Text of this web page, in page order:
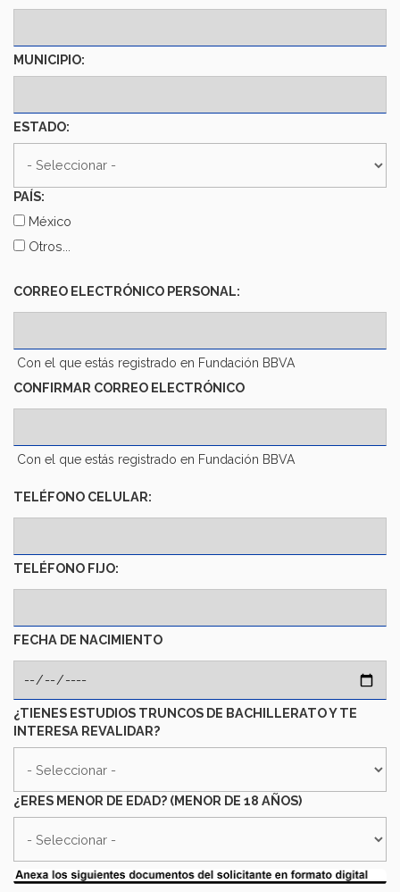
MUNICIPIO:
ESTADO:
PAÍS:
México
Otros...
CORREO
CORREO ELECTRÓNICO PERSONAL:
Con el que estás registrado en Fundación BBVA
CONFIRMAR CORREO ELECTRÓNICO
Con el que estás registrado en Fundación BBVA
TELÉFONO CELULAR:
TELÉFONO FIJO:
FECHA DE NACIMIENTO
¿TIENES ESTUDIOS TRUNCOS DE BACHILLERATO Y TE
INTERESA REVALIDAR?
¿ERES MENOR DE EDAD? (MENOR DE 18 AÑOS)